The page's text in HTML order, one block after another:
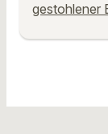
gestohlener